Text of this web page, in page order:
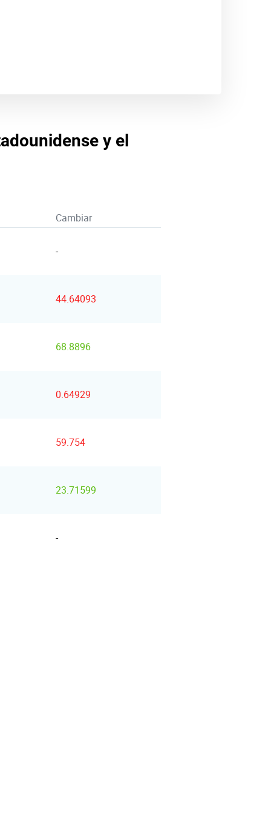
y el
Cambiar
-
44.64093
68.8896
0.64929
59.754
23.71599
-